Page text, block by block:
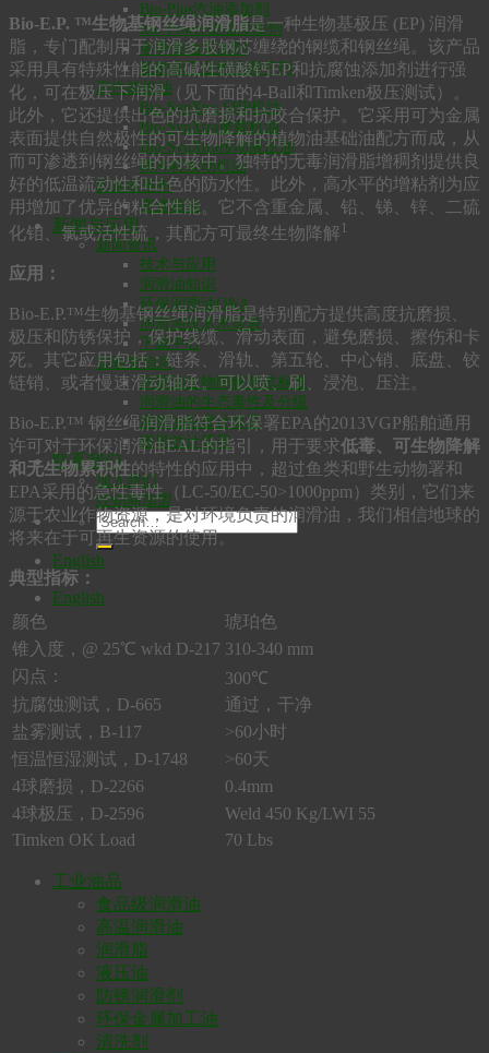
Bio-Plus汽油添加剂
Bio-Power柴油添加剂
冬季柴油添加剂
船舶和工业燃油调节剂
高性能机油
Bio-SynXtra SHP机油
Bio-SynXtra重载机油
Bio-SynXtra传动液压油
两冲程发动机油
机油改善剂
变速箱油
新闻与应用
新闻资讯
技术与应用
润滑油知识
环保润滑油Q&A
润滑油技术术语表
下载中心
实验室信息
润滑油生物降解测试标准
润滑油的生态毒性及分级
润滑油粘度计算器
碳排放计算器
联系我们
加入我们
经销商加盟
English
English
Bio-E.P. ™生物基钢丝绳润滑脂是一种生物基极压 (EP) 润滑
脂，专门配制用于润滑多股钢芯缠绕的钢缆和钢丝绳。该产品
采用具有特殊性能的高碱性磺酸钙EP和抗腐蚀添加剂进行强
化，可在极压下润滑（见下面的4-Ball和Timken极压测试）。
此外，它还提供出色的抗磨损和抗咬合保护。它采用可为金属
表面提供自然极性的可生物降解的植物油基础油配方而成，从
而可渗透到钢丝绳的内核中。独特的无毒润滑脂增稠剂提供良
好的低温流动性和出色的防水性。此外，高水平的增粘剂为应
用增加了优异的粘合性能。它不含重金属、铅、锑、锌、二硫
化钼、氯或活性硫，其配方可最终生物降解 1
应用：
Bio-E.P.™生物基钢丝绳润滑脂是特别配方提供高度抗磨损、
极压和防锈保护，保护线缆、滑动表面，避免磨损、擦伤和卡
死。其它应用包括：链条、滑轨、第五轮、中心销、底盘、铰
链销、或者慢速滑动轴承。可以喷、刷、浸泡、压注。
Bio-E.P.™ 钢丝绳润滑脂符合环保署EPA的2013VGP船舶通用
许可对于环保润滑油EAL的指引，用于要求低毒、可生物降解
和无生物累积性的特性的应用中，超过鱼类和野生动物署和
EPA采用的急性毒性（LC-50/EC-50>1000ppm）类别，它们来
源于农业作物资源，是对环境负责的润滑油，我们相信地球的
将来在于可再生资源的使用。
典型指标：
颜色
琥珀色
锥入度，@ 25℃ wkd D-217 310-340 mm
闪点：
300℃
抗腐蚀测试，D-665
通过，干净
盐雾测试，B-117
>60小时
恒温恒湿测试，D-1748
>60天
4球磨损，D-2266
0.4mm
4球极压，D-2596
Weld 450 Kg/LWI 55
Timken OK Load
70 Lbs
工业油品
食品级润滑油
高温润滑油
润滑脂
液压油
防锈润滑剂
环保金属加工油
清洗剂